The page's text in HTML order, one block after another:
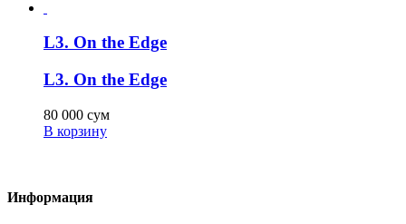
L3. On the Edge
L3. On the Edge
80 000 сум
В корзину
Информация